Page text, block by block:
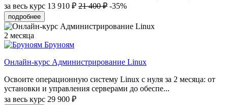
за весь курс 13 910 ₽ 21 400 ₽ -35%
подробнее
2 месяца
Бруноям
Онлайн-курс Администрирование Linux
Освоите операционную систему Linux с нуля за 2 месяца: от
установки и управления серверами до обеспе...
за весь курс 29 900 ₽